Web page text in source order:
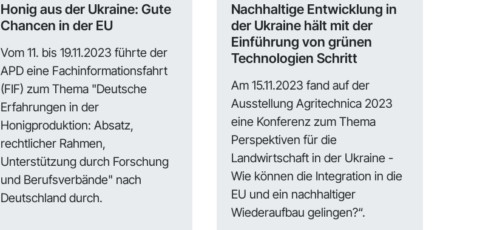
Honig aus der Ukraine: Gute
Chancen in der EU
Vom 11. bis 19.11.2023 führte der
APD eine Fachinformationsfahrt
(FIF) zum Thema "Deutsche
Erfahrungen in der
Honigproduktion: Absatz,
rechtlicher Rahmen,
Unterstützung durch Forschung
und Berufsverbände" nach
Deutschland durch.
Nachhaltige Entwicklung in
der Ukraine hält mit der
Einführung von grünen
Technologien Schritt
Am 15.11.2023 fand auf der
Ausstellung Agritechnica 2023
eine Konferenz zum Thema
Perspektiven für die
Landwirtschaft in der Ukraine -
Wie können die Integration in die
EU und ein nachhaltiger
Wiederaufbau gelingen?“.